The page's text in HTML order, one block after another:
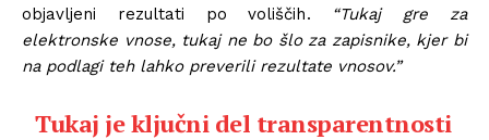
objavljeni rezultati po voliščih. “Tukaj gre za
elektronske vnose, tukaj ne bo šlo za zapisnike, kjer bi
na podlagi teh lahko preverili rezultate vnosov.”
Tukaj je ključni del transparentnosti